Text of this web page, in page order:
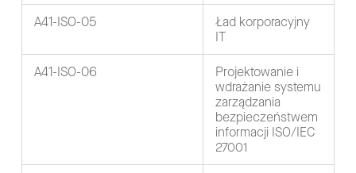
A41-ISO-05
Ład korporacyjny
IT
A41-ISO-06
Projektowanie i
wdrażanie systemu
zarządzania
bezpieczeństwem
informacji ISO/IEC
27001